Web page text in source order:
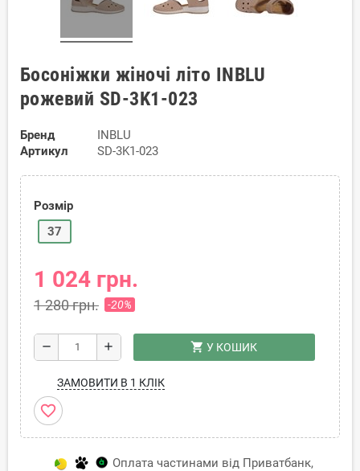
Босоніжки жіночі літо INBLU
рожевий SD-3K1-023
Бренд
INBLU
Артикул
SD-3K1-023
Розмір
37
1 024 грн.
1 280 грн. -20%
remove add shopping_cart У КОШИК
ЗАМОВИТИ В 1 КЛІК
favorite_border
Оплата частинами від Приватбанк,